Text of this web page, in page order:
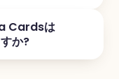
Cardsは
か?